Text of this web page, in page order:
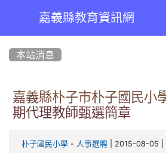
嘉義縣教育資訊網
本站消息
嘉義縣朴子市朴子國民小
期代理教師甄選簡章
朴子國民小學 - 人事選聘 | 2015-08-05 |